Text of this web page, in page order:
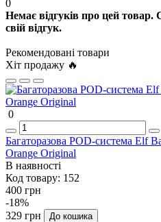
0
Немає відгуків про цей
свій відгук.
Рекомендовані товари
Хіт продажу 🔥
0
Багаторазова POD-система Elf
Orange Original
В наявності
Код товару: 152
400 грн
-18%
329 грн
До кошика